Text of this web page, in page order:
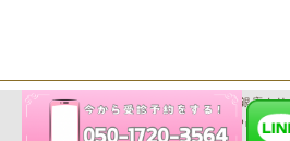
Copyright© 2026 にしやま由美東京銀座ク
Powered by WordPress &